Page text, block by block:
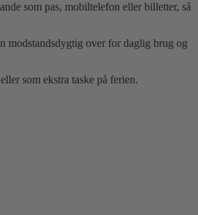
som pas, mobiltelefon eller billetter, så
modstandsdygtig over for daglig brug og
som ekstra taske på ferien.